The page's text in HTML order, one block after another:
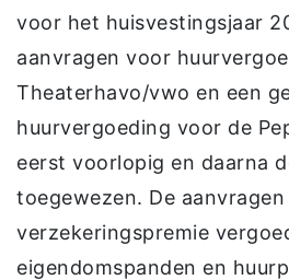
voor het huisvestingsjaar
aanvragen voor
Theaterhavo/vwo en een
huurvergoeding voor de
eerst voorlopig en daarna
toegewezen. De
verzekeringspremie
eigendomspanden en